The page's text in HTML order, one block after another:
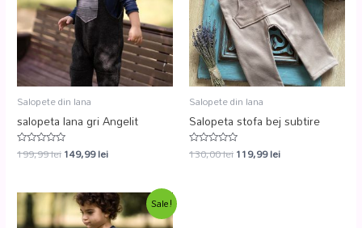
Salopete din lana
salopeta lana gri Angelit
Evaluat
la
199,99lei149,99lei
Salopete din lana
Salopeta stofa bej subtire
Evaluat
la
130,00lei119,99lei
Sale!